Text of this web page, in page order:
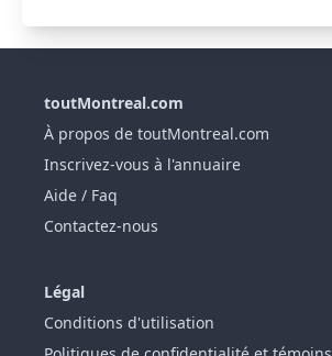
toutMontreal.com
À propos de toutMontreal.com
Inscrivez-vous à l'annuaire
Aide / Faq
Contactez-nous
Légal
Conditions d'utilisation